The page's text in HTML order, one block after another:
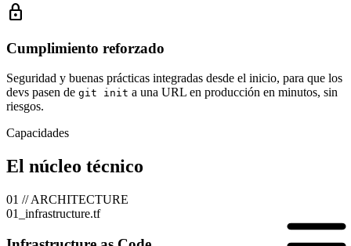
lock
Cumplimiento reforzado
Seguridad y buenas prácticas integradas desde el inicio, para que los
devs pasen de git init a una URL en producción en minutos, sin
riesgos.
Capacidades
El núcleo técnico
01 // ARCHITECTURE
01_infrastructure.tf